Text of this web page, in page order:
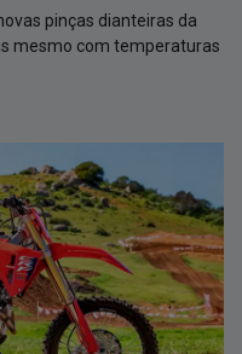
pinças dianteiras da
mesmo com temperaturas